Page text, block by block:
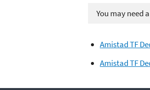
You may need
Amistad TF
Amistad TF